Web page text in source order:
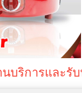
ณฑ์
กัน
บริการและ